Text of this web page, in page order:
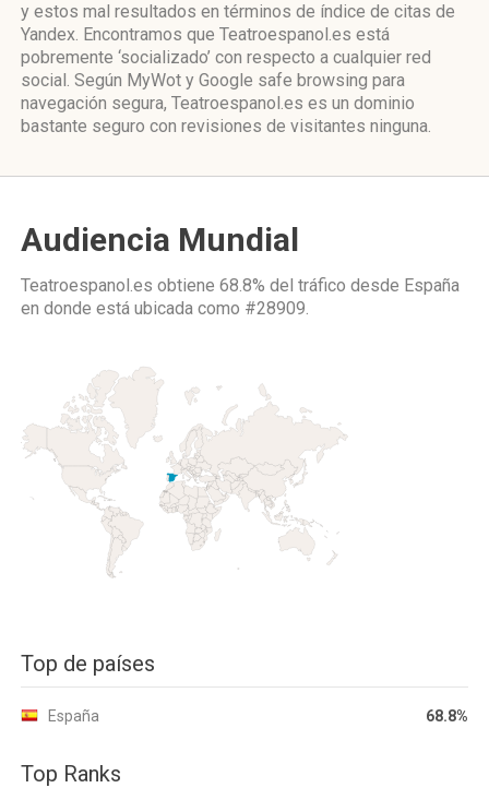
y estos mal resultados en términos de índice de citas de
Yandex. Encontramos que Teatroespanol.es está
pobremente ‘socializado’ con respecto a cualquier red
social. Según MyWot y Google safe browsing para
navegación segura, Teatroespanol.es es un dominio
bastante seguro con revisiones de visitantes ninguna.
Audiencia Mundial
Teatroespanol.es obtiene 68.8% del tráfico desde España
en donde está ubicada como #28909.
Top de países
España 68.8%
Top Ranks